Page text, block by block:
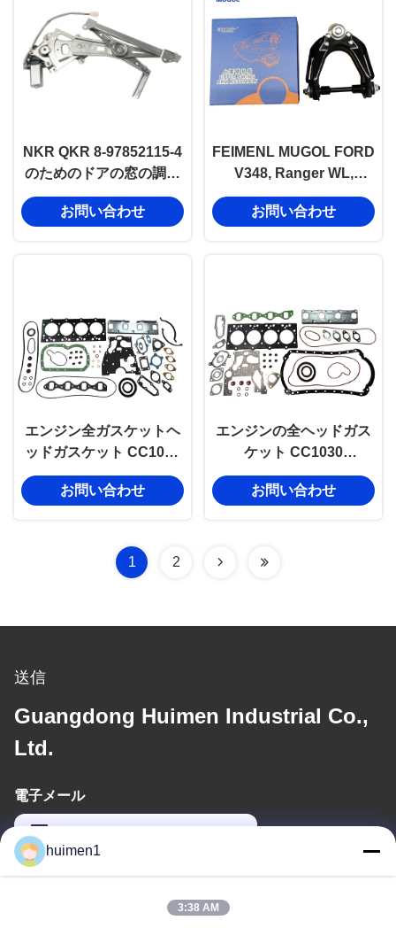
NKR QKR 8-97852115-4
のためのドアの窓の調整
装置ISUZUのトラックの
部品
お問い合わせ
FEIMENL MUGOL FORD
V348, Ranger WL,
MAZDA FIGHTER 上腕/
制御腕
お問い合わせ
エンジン全ガスケットヘ
ッドガスケット CC1030
10000200-E06 修理 メン
テナンスの部品
お問い合わせ
エンジンの全ヘッドガス
ケット CC1030
10000200-E03 エンジン
のメンテナンス部品
お問い合わせ
1 2
送信
Guangdong Huimen Industrial Co.,
Ltd.
電子メール
huimen1
3:38 AM